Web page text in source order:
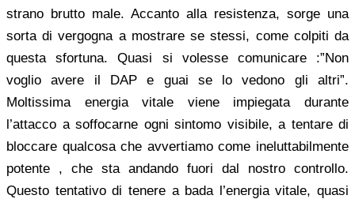
strano brutto male. Accanto alla resistenza, sorge una
sorta di vergogna a mostrare se stessi, come colpiti da
questa sfortuna. Quasi si volesse comunicare :”Non
voglio avere il DAP e guai se lo vedono gli altri”.
Moltissima energia vitale viene impiegata durante
l’attacco a soffocarne ogni sintomo visibile, a tentare di
bloccare qualcosa che avvertiamo come ineluttabilmente
potente , che sta andando fuori dal nostro controllo.
Questo tentativo di tenere a bada l’energia vitale, quasi